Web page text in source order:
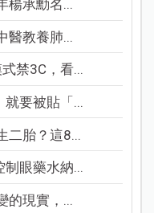
楊承勳名...
醫教養肺...
禁3C，看...
要被貼「...
二胎？這8...
制眼藥水納...
的現實，...